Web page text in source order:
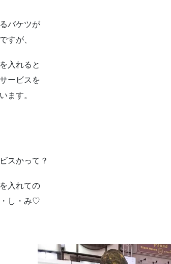
バケツが
すが、
入れると
ービスを
ます。
スかって？
入れての
し・み♡